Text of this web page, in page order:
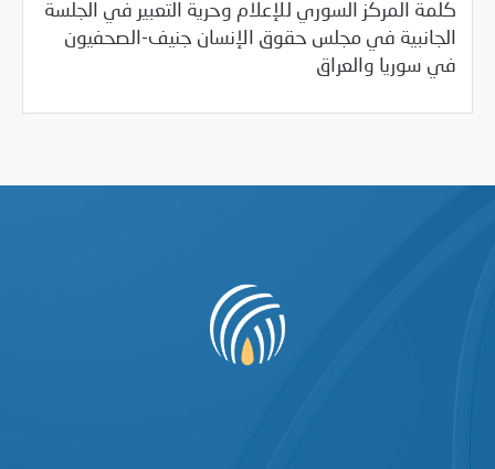
كلمة المركز السوري للإعلام وحرية التعبير في الجلسة
الجانبية في مجلس حقوق الإنسان جنيف-الصحفيون
في سوريا والعراق
06/25/2015
2015
/بيانات المركز